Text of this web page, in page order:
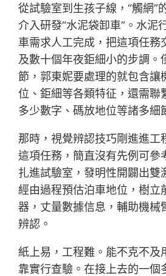
從試驗室到生孩子線，“觸網”
介入研發“水泥袋卸車”。水泥
車需求人工完成，把這項任務
及數十個年夜鉅細小的步調。
節，郭東妮要處理的就包含讓
位、鉅細等各類特征，還需聯
多少數字、碼放地位等諸多細
那時，視覺辨認技巧剛進進工
這項任務，簡直沒有先例可參
扎進試驗室，發明性開闢出
經由過程預估泊車地位，樹立
器，丈量數據信息，輔助機械
辨認。
紙上易，工程難。能不克不及
靠實行查驗。在接上去的一個